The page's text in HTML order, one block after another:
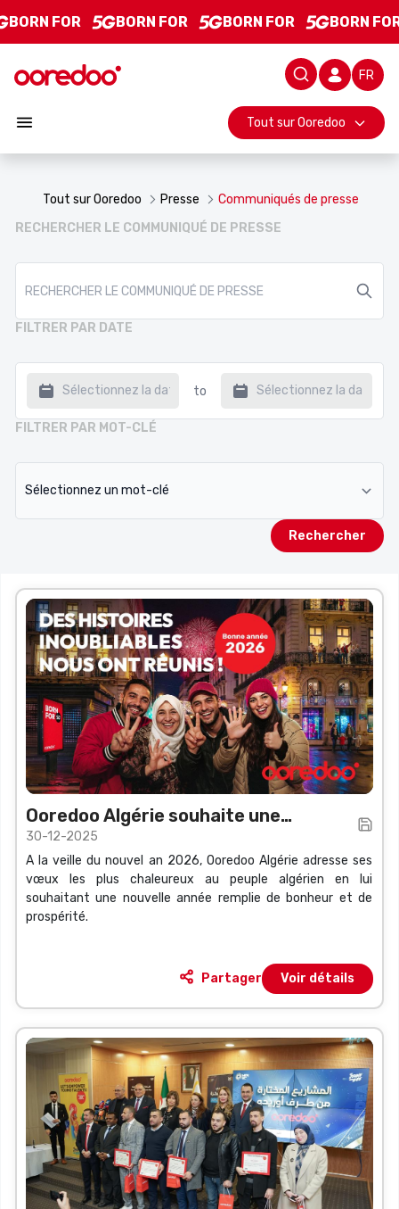
Saut au contenu principal
BORN FOR BORN FOR BORN FOR BORN FOR
Barre
Tout sur Ooredoo
Tout sur Ooredoo Presse
Communiqués de presse
RECHERCHER LE COMMUNIQUÉ DE PRESSE
FILTRER PAR DATE
to
FILTRER PAR MOT-CLÉ
Rechercher
Ooredoo Algérie souhaite une
heureuse année 2026 à tout le peuple
algérien
30-12-2025
A la veille du nouvel an 2026, Ooredoo Algérie adresse ses
vœux les plus chaleureux au peuple algérien en lui
souhaitant une nouvelle année remplie de bonheur et de
prospérité.
Partager Voir détails